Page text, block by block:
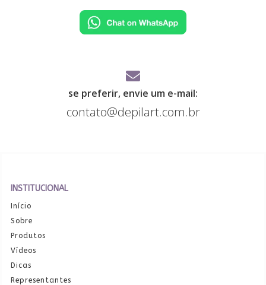
se preferir, envie um e-mail:
contato@depilart.com.br
INSTITUCIONAL
Início
Sobre
Produtos
Vídeos
Dicas
Representantes